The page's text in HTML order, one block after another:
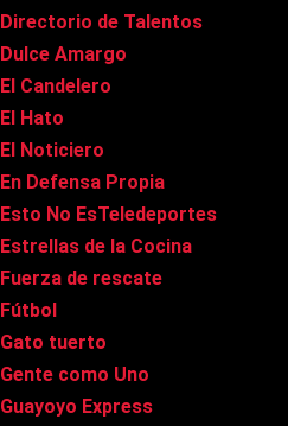
Directorio de Talentos
Dulce Amargo
El Candelero
El Hato
El Noticiero
En Defensa Propia
Esto No EsTeledeportes
Estrellas de la Cocina
Fuerza de rescate
Fútbol
Gato tuerto
Gente como Uno
Guayoyo Express